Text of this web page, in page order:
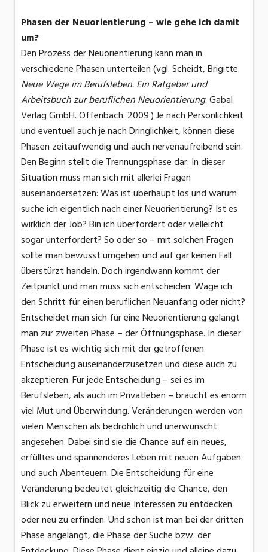
Phasen der Neuorientierung – wie gehe ich damit
um?
Den Prozess der Neuorientierung kann man in
verschiedene Phasen unterteilen (vgl. Scheidt, Brigitte.
Neue Wege im Berufsleben. Ein Ratgeber und
Arbeitsbuch zur beruflichen Neuorientierung. Gabal
Verlag GmbH. Offenbach. 2009.) Je nach Persönlichkeit
und eventuell auch je nach Dringlichkeit, können diese
Phasen zeitaufwendig und auch nervenaufreibend sein.
Den Beginn stellt die Trennungsphase dar. In dieser
Situation muss man sich mit allerlei Fragen
auseinandersetzen: Was ist überhaupt los und warum
suche ich eigentlich nach einer Neuorientierung? Ist es
wirklich der Job? Bin ich überfordert oder vielleicht
sogar unterfordert? So oder so – mit solchen Fragen
sollte man bewusst umgehen und auf gar keinen Fall
überstürzt handeln. Doch irgendwann kommt der
Zeitpunkt und man muss sich entscheiden: Wage ich
den Schritt für einen beruflichen Neuanfang oder nicht?
Entscheidet man sich für eine Neuorientierung gelangt
man zur zweiten Phase – der Öffnungsphase. In dieser
Phase ist es wichtig sich mit der getroffenen
Entscheidung auseinanderzusetzen und diese auch zu
akzeptieren. Für jede Entscheidung – sei es im
Berufsleben, als auch im Privatleben – braucht es enorm
viel Mut und Überwindung. Veränderungen werden von
vielen Menschen als bedrohlich und unerwünscht
angesehen. Dabei sind sie die Chance auf ein neues,
erfülltes und spannenderes Leben mit neuen Aufgaben
und auch Abenteuern. Die Entscheidung für eine
Veränderung bedeutet gleichzeitig die Chance, den
Blick zu erweitern und neue Interessen zu entdecken
oder neu zu erfinden. Und schon ist man bei der dritten
Phase angelangt, die Phase der Suche bzw. der